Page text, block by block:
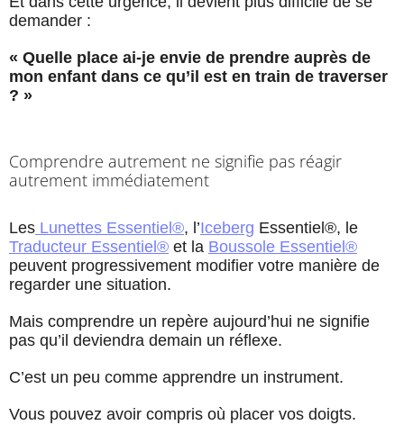
demander :
« Quelle place ai-je envie de prendre auprès de
mon enfant dans ce qu’il est en train de traverser
? »
Comprendre autrement ne signifie pas réagir
autrement immédiatement
Les Lunettes Essentiel®, l’Iceberg Essentiel®, le
Traducteur Essentiel® et la Boussole Essentiel®
peuvent progressivement modifier votre manière de
regarder une situation.
Mais comprendre un repère aujourd’hui ne signifie
pas qu’il deviendra demain un réflexe.
C’est un peu comme apprendre un instrument.
Vous pouvez avoir compris où placer vos doigts.